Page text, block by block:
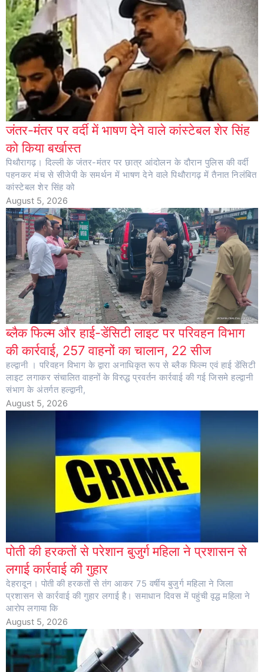
जंतर-मंतर पर वर्दी में भाषण देने वाले कांस्टेबल शेर सिंह
को किया बर्खास्त
पिथौरागढ़। दिल्ली के जंतर-मंतर पर छात्र आंदोलन के दौरान पुलिस की वर्दी
पहनकर मंच से सीजेपी के समर्थन में भाषण देने वाले पिथौरागढ़ में तैनात निलंबित
कांस्टेबल शेर सिंह को
August 5, 2026
ब्लैक फिल्म और हाई-डेंसिटी लाइट पर परिवहन विभाग
की कार्रवाई, 257 वाहनों का चालान, 22 सीज
हल्द्वानी । परिवहन विभाग के द्वारा अनाधिकृत रूप से ब्लैक फिल्म एवं हाई डेंसिटी
लाइट लगाकर संचालित वाहनों के विरुद्ध प्रवर्तन कार्रवाई की गई जिसमे हल्द्वानी
संभाग के अंतर्गत हल्द्वानी,
August 5, 2026
पोती की हरकतों से परेशान बुजुर्ग महिला ने प्रशासन से
लगाई कार्रवाई की गुहार
देहरादून। पोती की हरकतों से तंग आकर 75 वर्षीय बुजुर्ग महिला ने जिला
प्रशासन से कार्रवाई की गुहार लगाई है। समाधान दिवस में पहुंची वृद्ध महिला ने
आरोप लगाया कि
August 5, 2026